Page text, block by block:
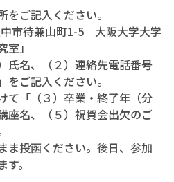
をご記入ください。
市待兼山町1-5 大阪大学大学
」
氏名、（２）連絡先電話番号
ご記入ください。
て「（３）卒業・終了年（分
座名、（５）祝賀会出欠のご
ま投函ください。後日、参加
。